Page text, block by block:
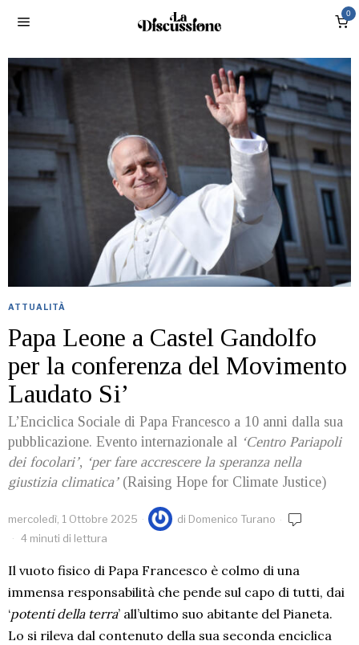
0
ATTUALITÀ
Papa Leone a Castel Gandolfo
per la conferenza del Movimento
Laudato Si’
L’Enciclica Sociale di Papa Francesco a 10 anni dalla sua
pubblicazione. Evento internazionale al ‘Centro Pariapoli
dei focolari’, ‘per fare accrescere la speranza nella
giustizia climatica’(Raising Hope for Climate Justice)
mercoledì, 1 Ottobre 2025 di Domenico Turano
4 minuti di lettura
Il vuoto fisico di Papa Francesco è colmo di una
immensa responsabilità che pende sul capo di tutti, dai
‘potenti della terra’ all’ultimo suo abitante del Pianeta.
Lo si rileva dal contenuto della sua seconda enciclica